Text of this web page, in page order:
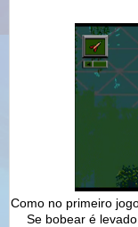
Como no primeiro
Se bobear é